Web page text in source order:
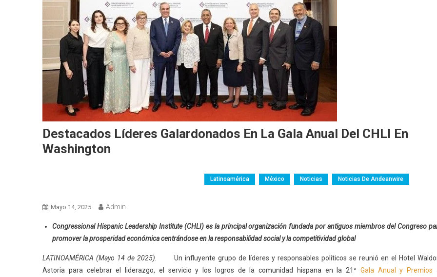
Destacados Líderes Galardonados En La Gala Anual Del CHLI En
Washington
Latinoamérica México Noticias Noticias De Andeanwire
Mayo 14, 2025 Admin
Congressional Hispanic Leadership Institute (CHLI) es la principal organización fundada por antiguos miembros del Congreso
promover la prosperidad económica centrándose en la responsabilidad social y la competitividad global
LATINOAMÉRICA (Mayo 14 de 2025). Un influyente grupo de líderes y responsables políticos se reunió en el Hotel
Astoria para celebrar el liderazgo, el servicio y los logros de la comunidad hispana en la 21ª Gala Anual y Premios